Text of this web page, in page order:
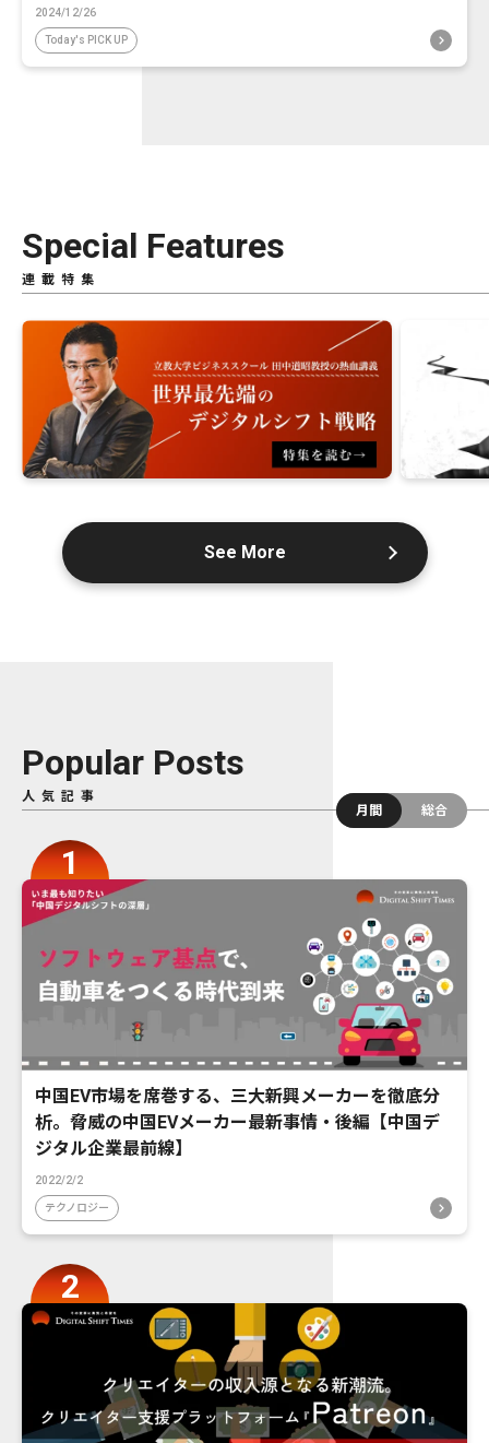
2024/12/26
Today's PICK UP
Special Features
連載特集
See More
Popular Posts
人気記事
月間
総合
中国EV市場を席巻する、三大新興メーカーを徹底分
析。脅威の中国EVメーカー最新事情・後編【中国デ
ジタル企業最前線】
2022/2/2
テクノロジー